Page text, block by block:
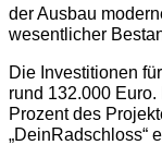
der Ausbau
wesentlicher
Die Investitionen
rund 132.000
Prozent des
„DeinRadschloss“